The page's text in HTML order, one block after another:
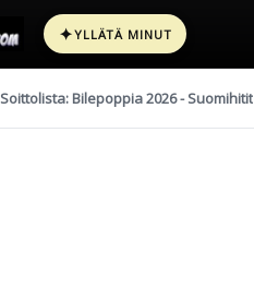
✦YLLÄTÄ MINUT
Soittolista: Bilepoppia 2026 - Suomihitit